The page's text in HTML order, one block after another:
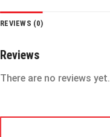
REVIEWS (0)
Reviews
There are no reviews yet.